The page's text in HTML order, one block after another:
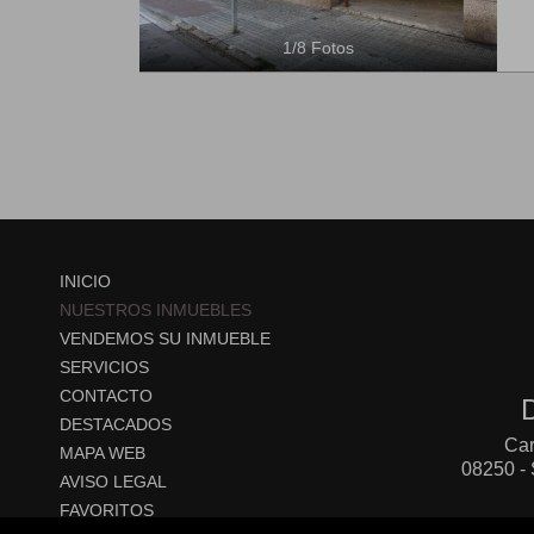
1/8Fotos
INICIO
NUESTROS INMUEBLES
VENDEMOS SU INMUEBLE
SERVICIOS
CONTACTO
DESTACADOS
MAPA WEB
AVISO LEGAL
FAVORITOS
08250 -